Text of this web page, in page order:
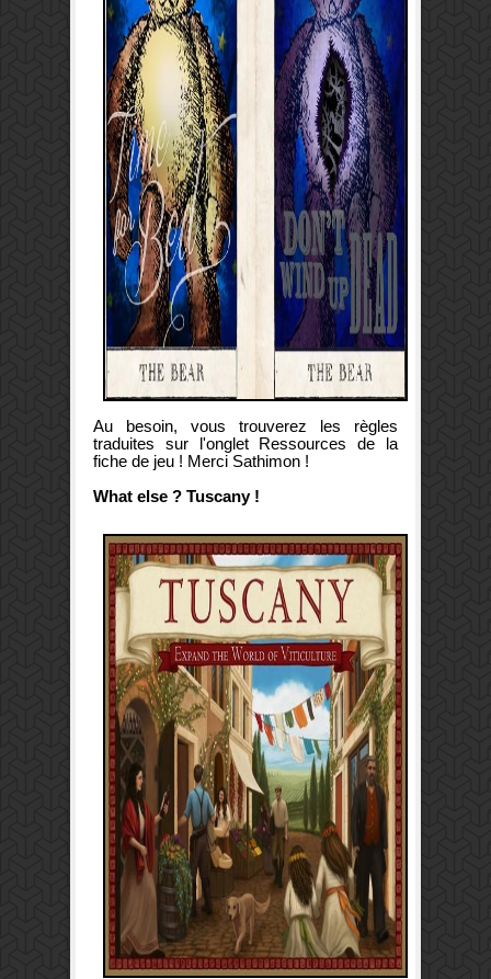
Au besoin, vous trouverez les règles
traduites sur l'onglet Ressources de la
fiche de jeu ! Merci Sathimon !
What else ? Tuscany !